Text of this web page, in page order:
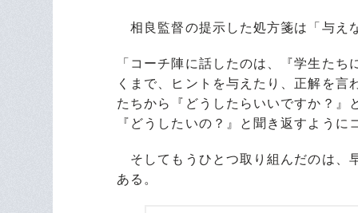
相良監督の提示した処方箋は「与え
「コーチ陣に話したのは、『学生た
くまで、ヒントを与えたり、正解を
たちから『どうしたらいいですか？』
『どうしたいの？』と聞き返すよう
そしてもうひとつ取り組んだのは、
ある。